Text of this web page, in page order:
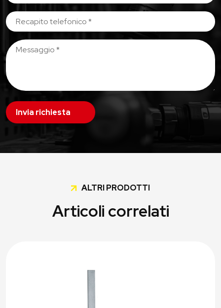
Invia richiesta
ALTRI PRODOTTI
Articoli correlati